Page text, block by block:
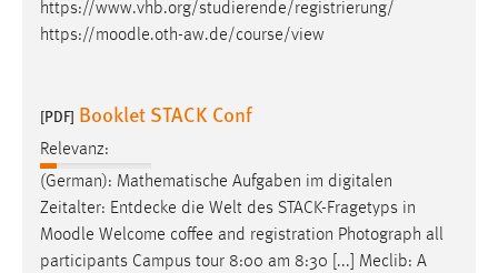
https://www.vhb.org/studierende/registrierung/
https://moodle.oth-aw.de/course/view
[PDF] Booklet STACK Conf
Relevanz:
(German): Mathematische Aufgaben im digitalen
Zeitalter: Entdecke die Welt des STACK-Fragetyps in
Moodle Welcome coffee and registration Photograph all
participants Campus tour 8:00 am 8:30 [...] Meclib: A
Statistik Cookies erfassen Informationen anonym.
unsere Besucher unsere Website nutzen.
Matomo
Name: